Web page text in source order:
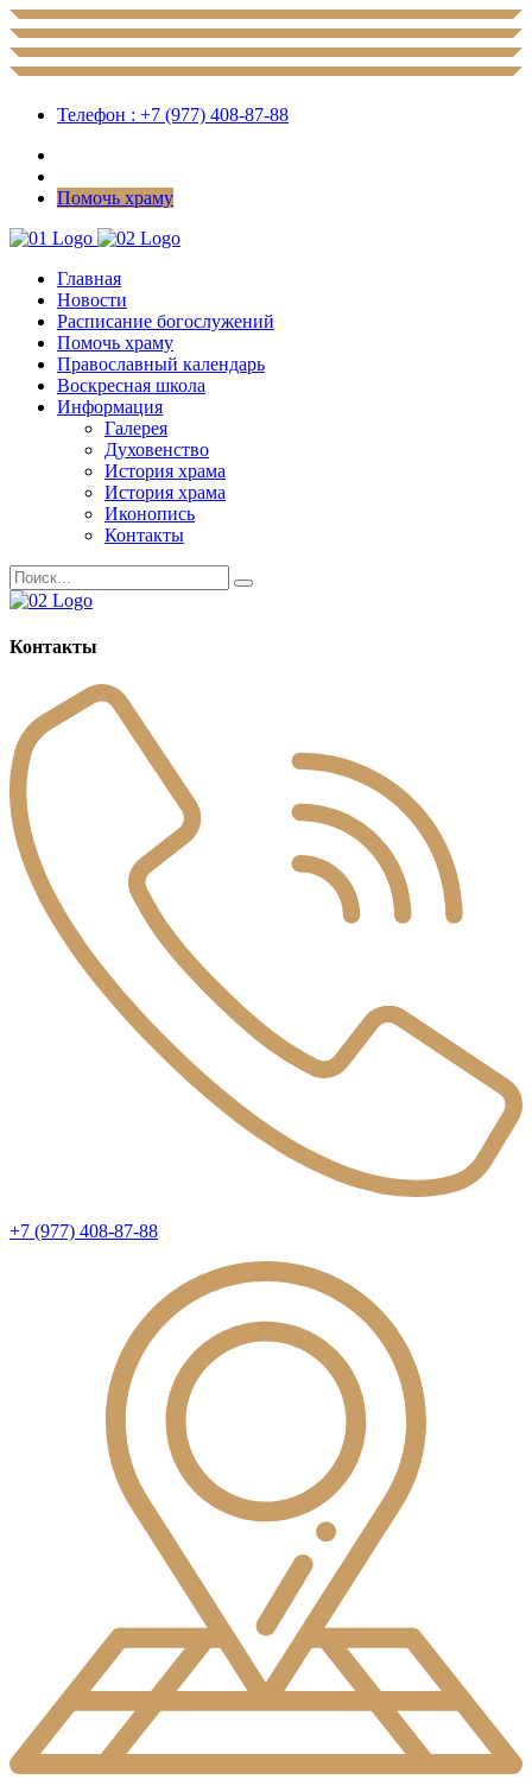
Телефон : +7 (977) 408-87-88
Помочь храму
Главная
Новости
Расписание богослужений
Помочь храму
Православный календарь
Воскресная школа
Информация
Галерея
Духовенство
История храма
История храма
Иконопись
Контакты
Контакты
+7 (977) 408-87-88